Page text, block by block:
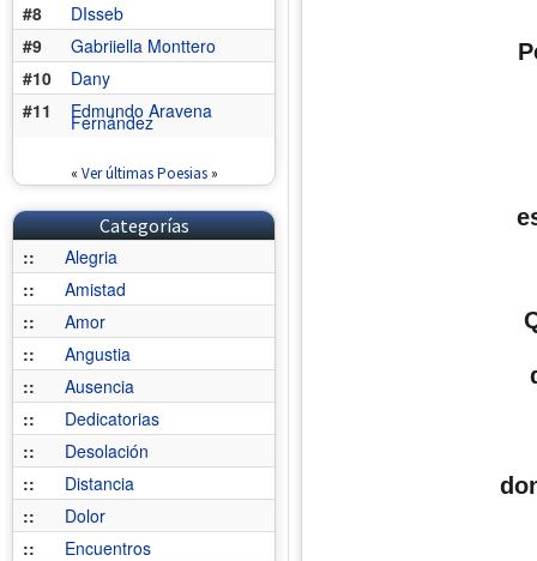
#8
DIsseb
#9
Gabriiella Monttero
#10
Dany
#11
Edmundo Aravena
Fernández
« Ver últimas Poesias»
Categorías
::
Alegria
::
Amistad
::
Amor
::
Angustia
::
Ausencia
::
Dedicatorias
::
Desolación
::
Distancia
::
Dolor
::
Encuentros